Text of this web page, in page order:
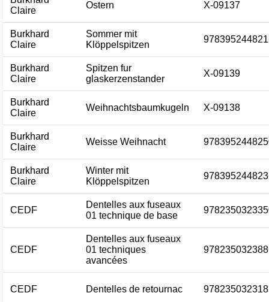
Claire
Ostern X-09137
Burkhard
Claire
Sommer mit
Klöppelspitzen
Burkhard
Claire
Spitzen fur
glaskerzenstander
X-09139
Burkhard
Claire
Weihnachtsbaumkugeln X-09138
Burkhard
Claire
Weisse Weihnacht
Burkhard
Claire
Winter mit
Klöppelspitzen
CEDF
Dentelles aux fuseaux
01 technique de base
CEDF
Dentelles aux fuseaux
01 techniques
avancées
CEDF Dentelles de retournac